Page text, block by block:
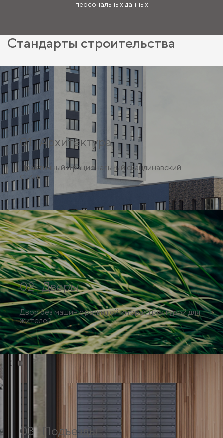
персональных данных
Стандарты строительства
01 Архитектура
Практичный и рациональный скандинавский
стиль
02 Дворы
Двор без машин с развитой инфраструктурой для
жителей.
03 Подъезды